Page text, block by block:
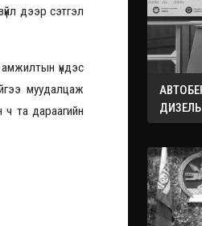
дээр сэтгэл
үндэс
муудалцаж
ч та дараагийн